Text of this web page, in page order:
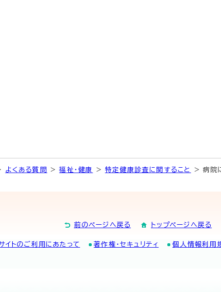
よくある質問 >福祉・健康 >特定健康診査に関すること
> 病院
前のページへ戻る トップページへ戻る
イトのご利用にあたって 著作権・セキュリティ 個人情報利用